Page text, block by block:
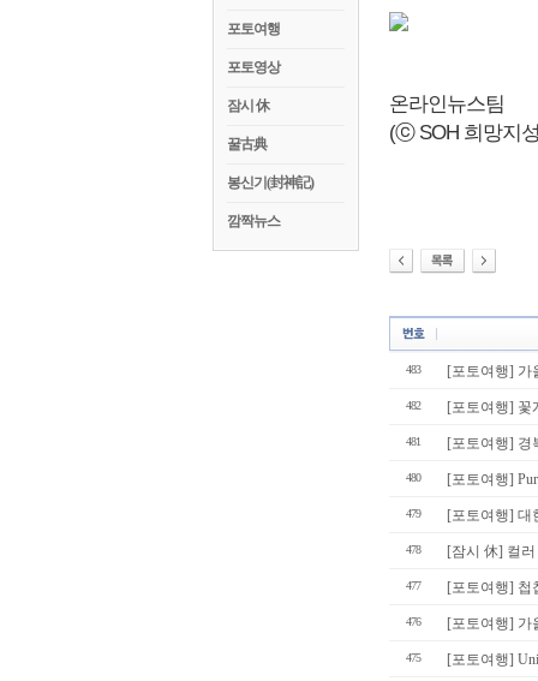
포토여행
포토영상
잠시 休
꿀古典
봉신기(封神記)
깜짝뉴스
온라인뉴스팀
(ⓒ SOH 희망지
483 [포토여행] 가
482 [포토여행] 꽃
481 [포토여행] 경
480 [포토여행]
479 [포토여행] 대
478 [잠시 休] 컬러
477 [포토여행] 첩
476 [포토여행] 가
475 [포토여행]